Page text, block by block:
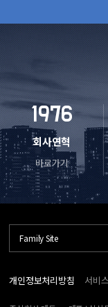
1976
회사연혁
바로가기
개인정보처리방침 서비